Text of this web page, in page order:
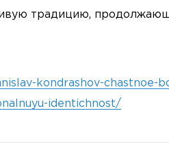
традицию,
kondrashov-chastnoe-
identichnost/